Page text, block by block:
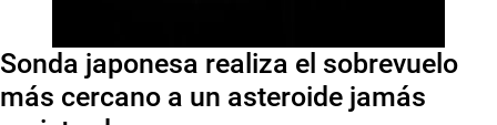
Sonda japonesa realiza el sobrevuelo
más cercano a un asteroide jamás